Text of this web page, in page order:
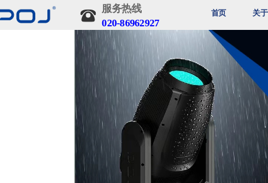
登录 注册 首页 关
服务热线
020-86962927